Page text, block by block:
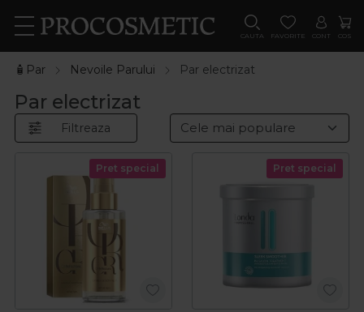
CAUTA FAVORITE CONT COS
🧴Par Nevoile Parului Par electrizat
Par electrizat
Filtreaza
Pret special Pret special